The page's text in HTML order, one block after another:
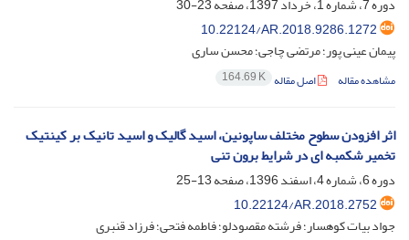
10.22124/AR.2018.9286.1272
پیمان عینی پور؛ مرتضی چاجی؛ محسن ساری
مشاهده مقاله اصل مقاله 164.69 K
اثر افزودن سطوح مختلف ساپونین، اسید گالیک و اسید تانیک بر کینتیک
تخمیر شکمبه ای در شرایط برون تنی
دوره 6، شماره 4، اسفند 1396، صفحه
13-25
10.22124/AR.2018.2752
جواد بیات کوهسار؛ فرشته مقصودلو؛ فاطمه فتحی؛ فرزاد قنبری